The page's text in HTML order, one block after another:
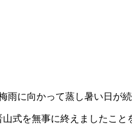
雨に向かって蒸し暑い日が
式を無事に終えましたこ